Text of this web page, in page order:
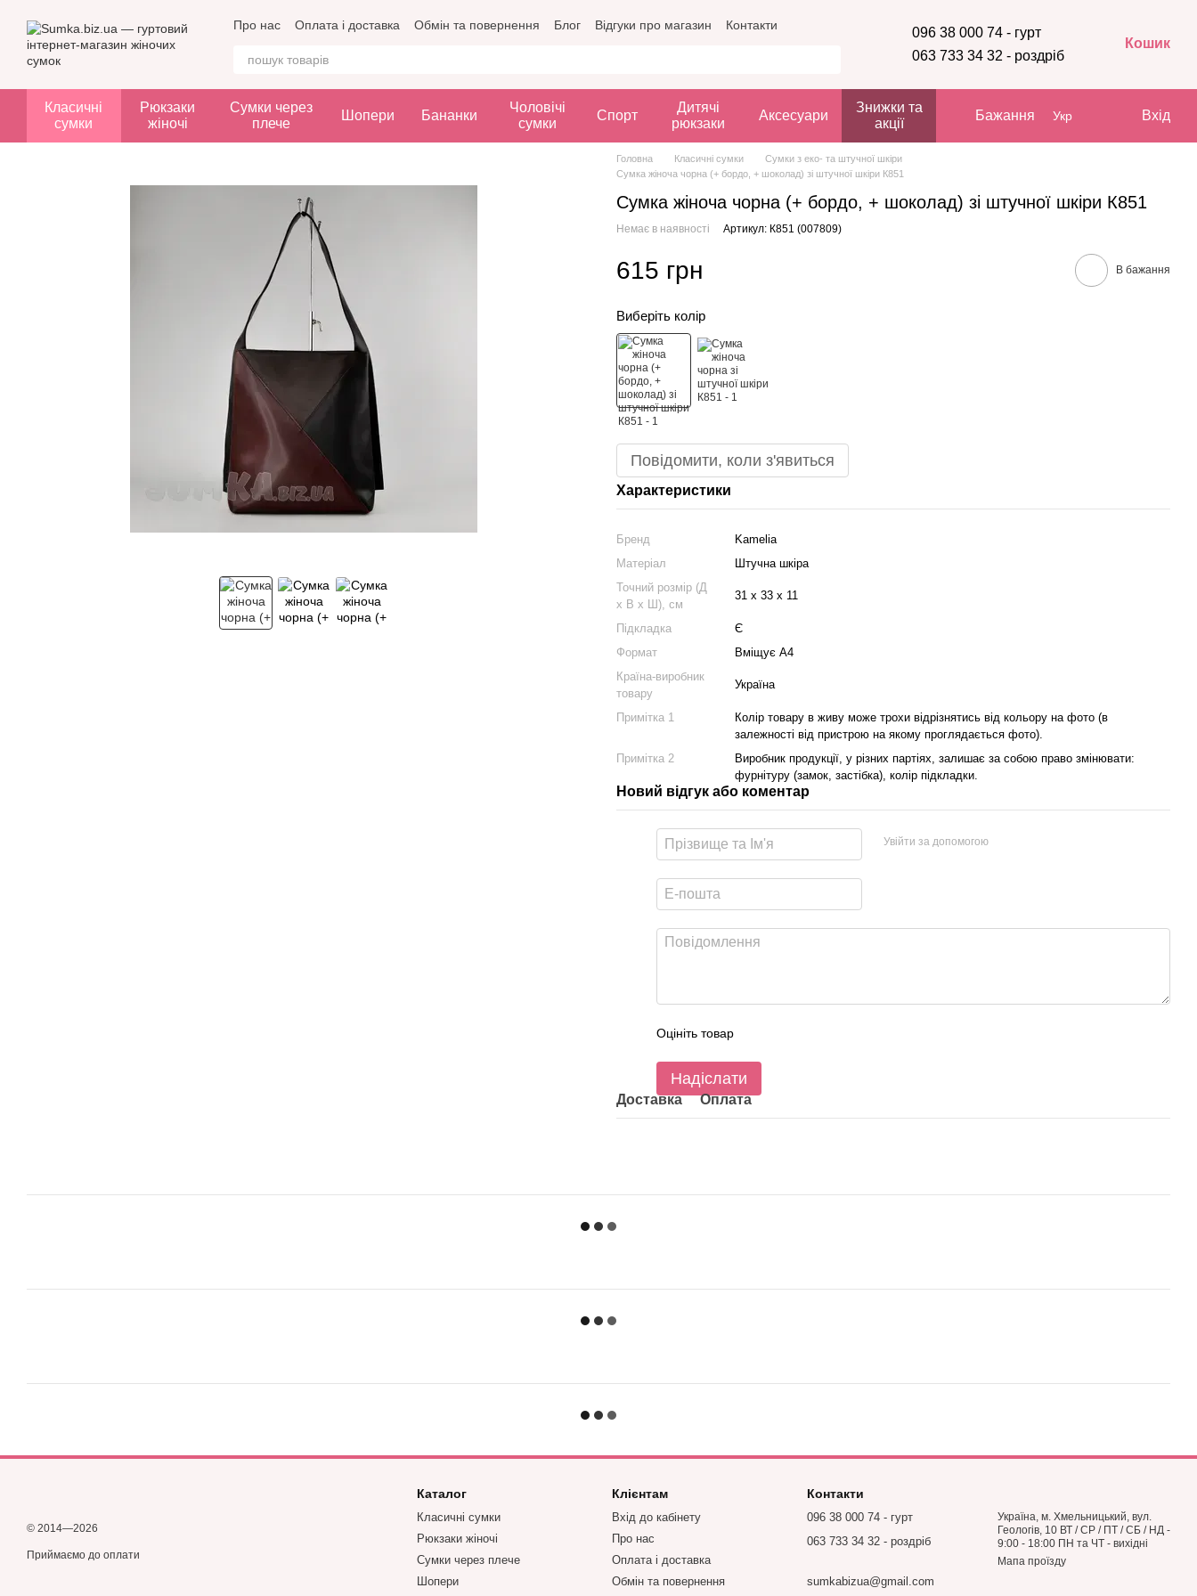
Про нас Оплата і доставка Обмін та повернення Блог Відгуки про магазин Контакти
096 38 000 74 - гурт
063 733 34 32 - роздріб
Кошик
Класичні
сумки
Рюкзаки
жіночі
Сумки через
плече
Шопери Бананки
Чоловічі
сумки
Спорт
Дитячі
рюкзаки
Аксесуари
Знижки та
акції
Бажання Укр Вхід
Головна Класичні сумки
Сумки з еко- та штучної шкіри
Сумка жіноча чорна (+ бордо, + шоколад) зі штучної шкіри К851
Сумка жіноча чорна (+ бордо, + шоколад) зі штучної шкіри К851
Немає в наявності Артикул: К851 (007809)
615 грн В бажання
Виберіть колір
Повідомити, коли з'явиться
Характеристики
Бренд
Kamelia
Матеріал
Штучна шкіра
Точний розмір (Д
х В х Ш), см
31 х 33 х 11
Підкладка
Є
Формат
Вміщує А4
Країна-виробник
товару
Україна
Примітка 1
Колір товару в живу може трохи відрізнятись від кольору на фото (в
залежності від пристрою на якому проглядається фото).
Примітка 2
Виробник продукції, у різних партіях, залишає за собою право змінювати:
фурнітуру (замок, застібка), колір підкладки.
Новий відгук або коментар
Увійти за допомогою
Оцініть товар
Надіслати
Доставка Оплата
© 2014—2026
Приймаємо до оплати
Каталог
Класичні сумки
Рюкзаки жіночі
Сумки через плече
Шопери
Клієнтам
Вхід до кабінету
Про нас
Оплата і доставка
Обмін та повернення
Контакти
096 38 000 74 - гурт
063 733 34 32 - роздріб
sumkabizua@gmail.com
Україна, м. Хмельницький, вул.
Геологів, 10 ВТ / СР / ПТ / СБ / НД -
9:00 - 18:00 ПН та ЧТ - вихідні
Мапа проїзду